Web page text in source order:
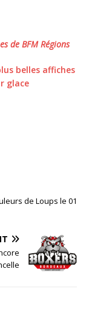
de BFM Régions
belles affiches
glace
de Loups le 01